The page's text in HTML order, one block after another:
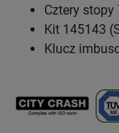
Cztery stopy
Kit 145143
Klucz